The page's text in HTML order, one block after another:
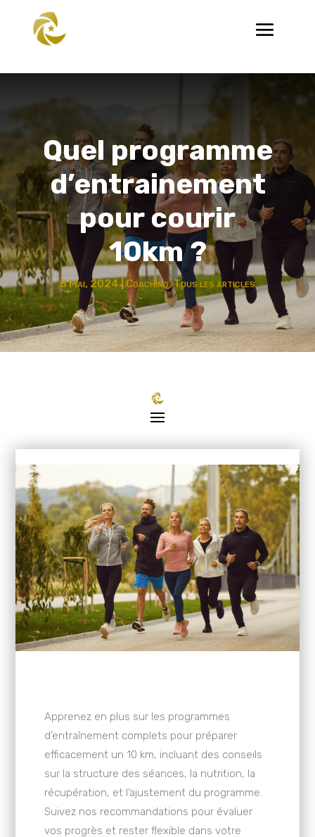
Quel programme
d’entrainement
pour courir
10km ?
8 Mai, 2024|Coaching,Tous les articles
Apprenez en plus sur les programmes
d’entraînement complets pour préparer
efficacement un 10 km, incluant des conseils
sur la structure des séances, la nutrition, la
récupération, et l’ajustement du programme.
Suivez nos recommandations pour évaluer
vos progrès et rester flexible dans votre